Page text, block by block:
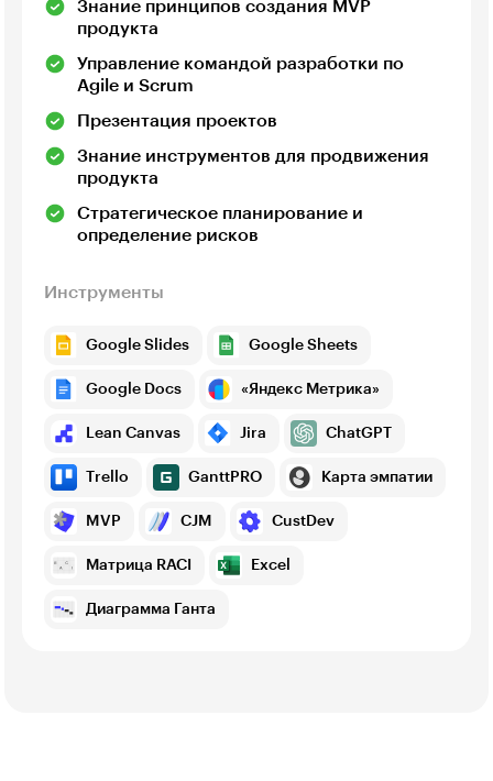
Знание принципов создания MVP
продукта
Управление командой разработки по
Agile и Scrum
Презентация проектов
Знание инструментов для продвижения
продукта
Стратегическое планирование и
определение рисков
Инструменты
Google Slides Google Sheets
Google Docs «Яндекс Метрика»
Lean Canvas Jira ChatGPT
Trello GanttPRO Карта эмпатии
MVP CJM CustDev
Матрица RACI Excel
Диаграмма Ганта